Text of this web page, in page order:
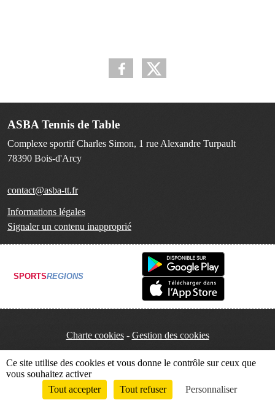
ASBA Tennis de Table
Complexe sportif Charles Simon, 1 rue Alexandre Turpault
78390 Bois-d'Arcy
contact@asba-tt.fr
Informations légales
Signaler un contenu inapproprié
SPORTSREGIONS
Charte cookies Gestion des cookies
Envie de participer ? Connexion
Ce site utilise des cookies et vous donne le contrôle sur ceux que
vous souhaitez activer
Tout accepter
Tout refuser Personnaliser